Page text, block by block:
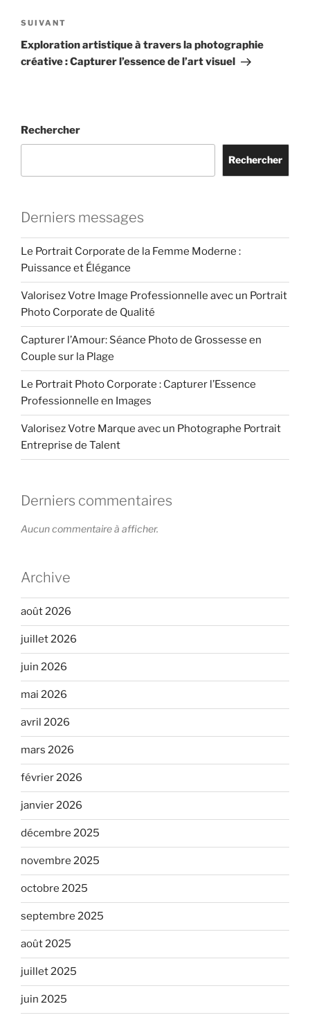
Article
suivant
SUIVANT
Exploration artistique à travers la photographie
créative : Capturer l’essence de l’art visuel
Rechercher
Rechercher
Derniers messages
Le Portrait Corporate de la Femme Moderne :
Puissance et Élégance
Valorisez Votre Image Professionnelle avec un Portrait
Photo Corporate de Qualité
Capturer l’Amour: Séance Photo de Grossesse en
Couple sur la Plage
Le Portrait Photo Corporate : Capturer l’Essence
Professionnelle en Images
Valorisez Votre Marque avec un Photographe Portrait
Entreprise de Talent
Derniers commentaires
Aucun commentaire à afficher.
Archive
août 2026
juillet 2026
juin 2026
mai 2026
avril 2026
mars 2026
février 2026
janvier 2026
décembre 2025
novembre 2025
octobre 2025
septembre 2025
août 2025
juillet 2025
juin 2025